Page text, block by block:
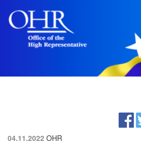
04.11.2022 OHR